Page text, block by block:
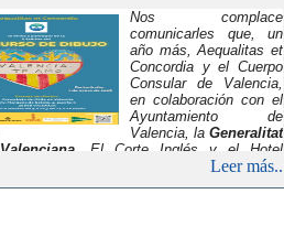
Nos complace
comunicarles que, un
año más, Aequalitas et
Concordia y el Cuerpo
Consular de Valencia,
en colaboración con el
Ayuntamiento de
Valencia, la Generalitat
Valenciana , El Corte Inglés y el Hotel
Westin, organizan la segunda edición del
Leer más..